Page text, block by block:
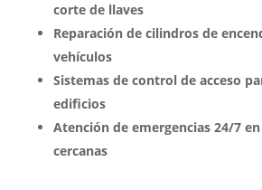
corte de llaves
Reparación de cilindros de
vehículos
Sistemas de control de acceso
edificios
Atención de emergencias 24/7
cercanas